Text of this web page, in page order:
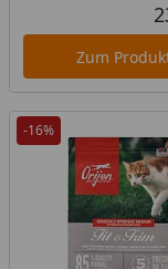
Zum
-16%